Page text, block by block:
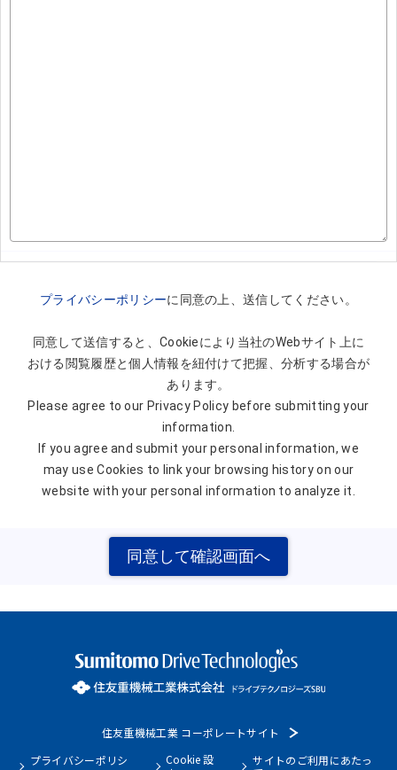
プライバシーポリシーに同意の上、送信してください。
同意して送信すると、Cookieにより当社のWebサイト上に
おける閲覧履歴と個人情報を紐付けて把握、分析する場合が
あります。
Please agree to our Privacy Policy before submitting your
information.
If you agree and submit your personal information, we
may use Cookies to link your browsing history on our
website with your personal information to analyze it.
住友重機械工業 コーポレートサイト
プライバシーポリシ
Cookie 設
サイトのご利用にあたっ